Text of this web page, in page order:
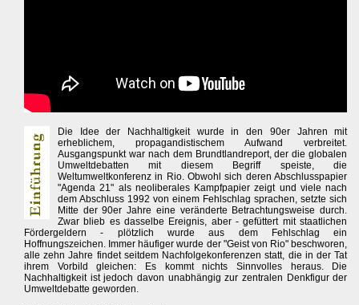
Die Idee der Nachhaltigkeit wurde in den 90er Jahren mit
erheblichem, propagandistischem Aufwand verbreitet.
Ausgangspunkt war nach dem Brundtlandreport, der die globalen
Umweltdebatten mit diesem Begriff speiste, die
Weltumweltkonferenz in Rio. Obwohl sich deren Abschlusspapier
"Agenda 21" als neoliberales Kampfpapier zeigt und viele nach
dem Abschluss 1992 von einem Fehlschlag sprachen, setzte sich
Mitte der 90er Jahre eine veränderte Betrachtungsweise durch.
Zwar blieb es dasselbe Ereignis, aber - gefüttert mit staatlichen
Fördergeldern - plötzlich wurde aus dem Fehlschlag ein
Hoffnungszeichen. Immer häufiger wurde der "Geist von Rio" beschworen,
alle zehn Jahre findet seitdem Nachfolgekonferenzen statt, die in der Tat
ihrem Vorbild gleichen: Es kommt nichts Sinnvolles heraus. Die
Nachhaltigkeit ist jedoch davon unabhängig zur zentralen Denkfigur der
Umweltdebatte geworden.